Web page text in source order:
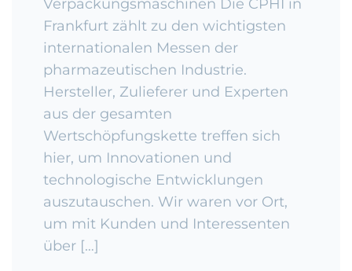
Verpackungsmaschinen Die CPHI in
Frankfurt zählt zu den wichtigsten
internationalen Messen der
pharmazeutischen Industrie.
Hersteller, Zulieferer und Experten
aus der gesamten
Wertschöpfungskette treffen sich
hier, um Innovationen und
technologische Entwicklungen
auszutauschen. Wir waren vor Ort,
um mit Kunden und Interessenten
über […]